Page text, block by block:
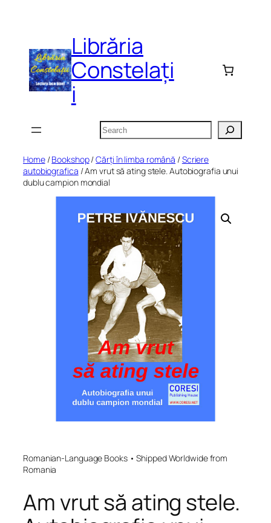
Librăria
Constelați
i
Search
Home/Bookshop/Cărți în limba română /Scriere
autobiografica / Am vrut să ating stele. Autobiografia unui
dublu campion mondial
Romanian-Language Books • Shipped Worldwide from
Romania
Am vrut să ating stele.